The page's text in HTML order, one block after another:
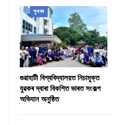
সুখবৰ
গুৱাহাটী বিশ্ববিদ্যালয়ত নিচামুক্ত
যুৱকৰ দ্বাৰা বিকশিত ভাৰত সংকল্প
অভিযান অনুষ্ঠিত